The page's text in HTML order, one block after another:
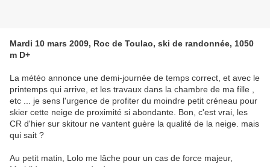
Mardi 10 mars 2009, Roc de Toulao, ski de randonnée, 1050
m D+
La météo annonce une demi-journée de temps correct, et avec le
printemps qui arrive, et les travaux dans la chambre de ma fille ,
etc ... je sens l'urgence de profiter du moindre petit créneau pour
skier cette neige de proximité si abondante. Bon, c'est vrai, les
CR d'hier sur skitour ne vantent guère la qualité de la neige. mais
qui sait ?
Au petit matin, Lolo me lâche pour un cas de force majeur,